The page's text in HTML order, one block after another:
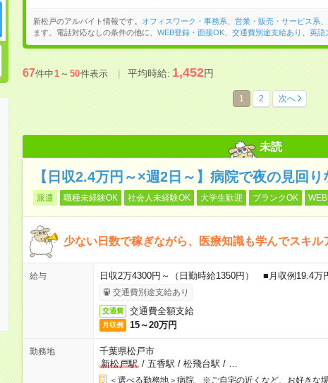
新松戸のアルバイト情報です。 オフィスワーク・事務系 営業・販売・サービス系
ます。電話対応なしの条件の他に、 WEB登録・面接OK、 交通費別途支給あり 英語
67件中1～50件表示 平均時給:1,452円
1 2 次へ
未読
【日収2.4万円～×週2日～】病院で夜の見回
派遣 職種未経験OK 社会人未経験OK 大学生歓迎 ブランクOK
少ない日数で稼ぎながら、医療知識も学んでスキル
給与 日収2万4300円～（日勤時給1350円） ■月収例19.4万
交通費別途支給あり
交通費 交通費全額支給
月収例 15～20万円
勤務地
千葉県松戸市
新松戸駅/ 五香駅 / 松飛台駅 /
＜選べる勤務地＞病院 ※ご自宅の近くなど、お好きな場